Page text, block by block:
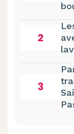
2
3